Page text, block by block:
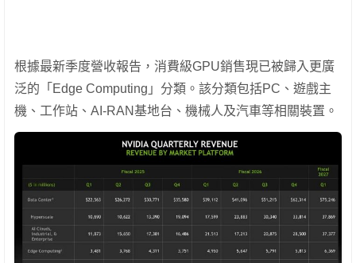
根據最新季度營收報告，消費級GPU銷售現已被歸入更廣
泛的「Edge Computing」分類。該分類包括PC、遊戲主
機、工作站、AI-RAN基地台、機械人及汽車等相關裝置。